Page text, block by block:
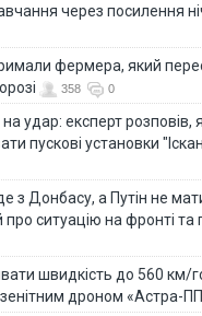
через посилення
фермера, який
358 0
удар: експерт розповів,
пускові установки
з Донбасу, а Путін не
ситуацію на фронті та
швидкість до 560 км/
дроном «Астра-